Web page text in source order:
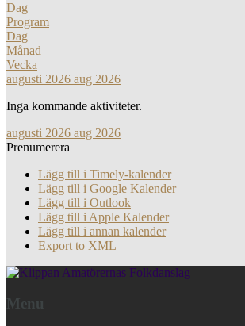
Dag
Program
Dag
Månad
Vecka
augusti 2026 aug 2026
Inga kommande aktiviteter.
augusti 2026 aug 2026
Prenumerera
Lägg till i Timely-kalender
Lägg till i Google Kalender
Lägg till i Outlook
Lägg till i Apple Kalender
Lägg till i annan kalender
Export to XML
Menu